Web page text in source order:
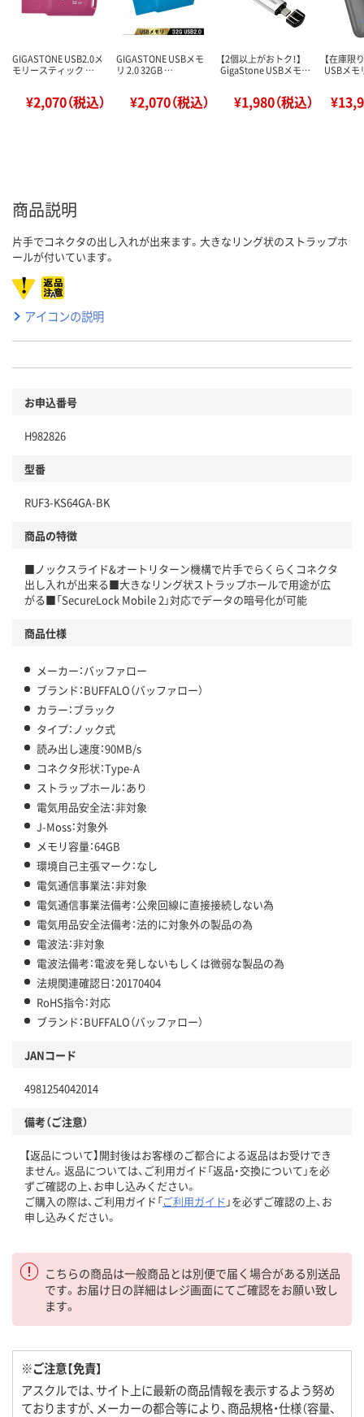
GIGASTONE USB2.0メ
モリースティック …
¥2,070（税込）
GIGASTONE USBメモ
リ 2.0 32GB …
¥2,070（税込）
【2個以上がおトク！】
GigaStone USBメモ…
¥1,980（税込）
【在庫限
USBメ
商品説明
片手でコネクタの出し入れが出来ます。大きなリング状のストラップホ
ールが付いています。
アイコンの説明
お申込番号
H982826
型番
RUF3-KS64GA-BK
商品の特徴
■ノックスライド&オートリターン機構で片手でらくらくコネクタ
出し入れが出来る■大きなリング状ストラップホールで用途が広
がる■「SecureLock Mobile 2」対応でデータの暗号化が可能
商品仕様
メーカー：バッファロー
ブランド：BUFFALO（バッファロー）
カラー：ブラック
タイプ：ノック式
読み出し速度：90MB/s
コネクタ形状：Type-A
ストラップホール：あり
電気用品安全法：非対象
J-Moss：対象外
メモリ容量：64GB
環境自己主張マーク：なし
電気通信事業法：非対象
電気通信事業法備考：公衆回線に直接接続しない為
電気用品安全法備考：法的に対象外の製品の為
電波法：非対象
電波法備考：電波を発しないもしくは微弱な製品の為
法規関連確認日：20170404
RoHS指令：対応
ブランド：BUFFALO（バッファロー）
JANコード
4981254042014
備考（ご注意）
【返品について】開封後はお客様のご都合による返品はお受けでき
ません。返品については、ご利用ガイド「返品・交換について」を必
ずご確認の上、お申し込みください。
ご購入の際は、ご利用ガイド「ご利用ガイド 」を必ずご確認の上、お
申し込みください。
こちらの商品は一般商品とは別便で届く場合がある別送品
です。お届け日の詳細はレジ画面にてご確認をお願い致し
ます。
※ご注意【免責】
アスクルでは、サイト上に最新の商品情報を表示するよう努め
ておりますが、メーカーの都合等により、商品規格・仕様（容量、